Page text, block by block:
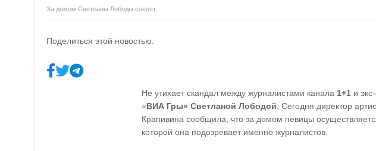
За домом Светланы Лободы следят
Поделиться этой новостью:
Не утихает скандал между журналистами канала 1+1 и
«ВИА Гры» Светланой Лободой . Сегодня директор
Крапивина сообщила, что за домом певицы
которой она подозревает именно журналистов.